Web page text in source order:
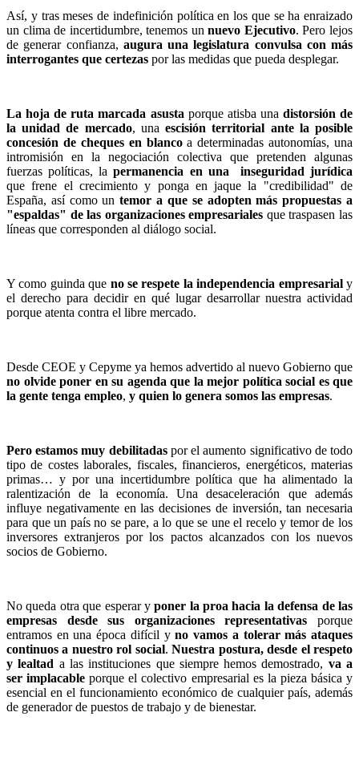
Así, y tras meses de indefinición política en los que se ha enraizado
un clima de incertidumbre, tenemos unnuevo Ejecutivo. Pero lejos
de generar confianza, augura una legislatura convulsa con más
interrogantes que certezas por las medidas que pueda desplegar.
La hoja de ruta marcada asusta porque atisba una distorsión de
la unidad de mercado, unaescisión territorial ante la posible
concesión de cheques en blancoa determinadas autonomías, una
intromisión en la negociación colectiva que pretenden algunas
fuerzas políticas, lapermanencia en una inseguridad jurídica
que frene el crecimiento y ponga en jaque la "credibilidad" de
España, así como untemor a que se adopten más propuestas a
"espaldas" de las organizaciones empresariales que traspasen las
líneas que corresponden al diálogo social.
Y como guinda que no se respete la independencia empresarialy
el derecho para decidir en qué lugar desarrollar nuestra actividad
porque atenta contra el libre mercado.
Desde CEOE y Cepyme ya hemos advertido al nuevo Gobierno que
no olvide poner en su agenda que la mejor política social es que
la gente tenga empleo, y quien lo genera somos las empresas.
Pero estamos muy debilitadas por el aumento significativo de todo
tipo de costes laborales, fiscales, financieros, energéticos, materias
primas… y por una incertidumbre política que ha alimentado la
ralentización de la economía. Una desaceleración que además
influye negativamente en las decisiones de inversión, tan necesaria
para que un país no se pare, a lo que se une el recelo y temorde los
inversores extranjeros por los pactos alcanzados con los nuevos
socios de Gobierno.
No queda otra que esperar yponer la proa hacia la defensa de las
empresas desde sus organizaciones representativas porque
entramos en una época difícil yno vamos a tolerar más ataques
continuos a nuestro rol social.Nuestra postura, desde el respeto
y lealtad a las instituciones que siempre hemos demostrado, va a
ser implacableporque el colectivo empresarial es la pieza básica y
esencial en el funcionamiento económico de cualquier país, además
de generador de puestos de trabajo y de bienestar.